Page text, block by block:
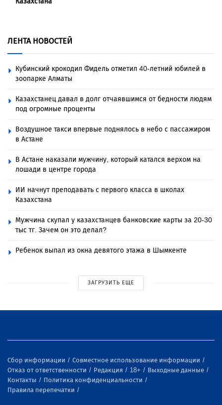
ЛЕНТА НОВОСТЕЙ
Кубинский крокодил Фидель отметил 40-летний юбилей в
зоопарке Алматы
Казахстанец давал в долг отчаявшимся от бедности людям
под огромные проценты
Воздушное такси впервые поднялось в небо с пассажиром
в Астане
В Астане наказали мужчину, который катался верхом на
лошади в центре города
ИИ начнут преподавать с первого класса в школах
Казахстана
Мужчина скупал у казахстанцев банковские карты за 20-30
тыс тг. Зачем он это делал?
Ребенок выпал из окна девятого этажа в Шымкенте
ЗАГРУЗИТЬ ЕЩЕ
Сбор информации
Совместное использование информации
Отказ от ответственности
Редакция 18+
Выходные данные
Контакты
Политика конфиденциальности
Правила перепечатки